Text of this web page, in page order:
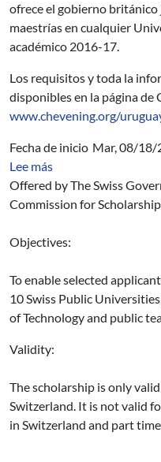
ofrece el gobierno
maestrías en cualquier
académico 2016-17.
Los requisitos y toda la
disponibles en la página de
www.chevening.org/
Fecha de inicio Mar, 08/18/
Lee mássobre Ofrecimiento
Offered by The Swiss
Commission for
Objectives:
To enable selected
10 Swiss Public
of Technology and public
Validity:
The scholarship is only
Switzerland. It is not valid
in Switzerland and part